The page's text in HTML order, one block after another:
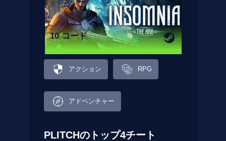
10 コード
アクション RPG
アドベンチャー
PLITCHのトップ4チート